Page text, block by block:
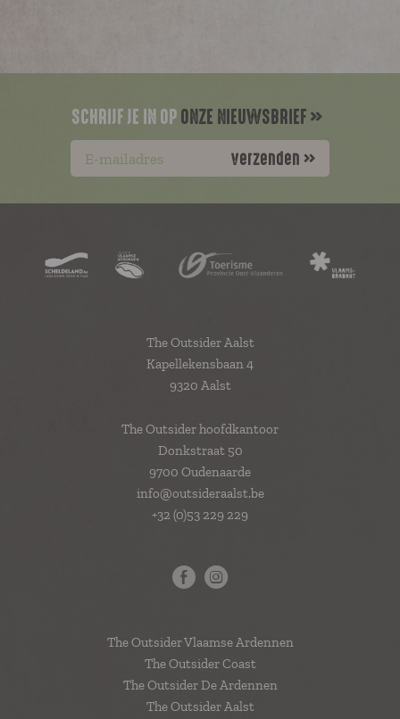
SCHRIJF JE IN OP ONZE NIEUWSBRIEF
verzenden
The Outsider Aalst
Kapellekensbaan 4
9320 Aalst
The Outsider hoofdkantoor
Donkstraat 50
9700 Oudenaarde
info@outsideraalst.be
+32 (0)53 229 229
The Outsider Vlaamse Ardennen
The Outsider Coast
The Outsider De Ardennen
The Outsider Aalst